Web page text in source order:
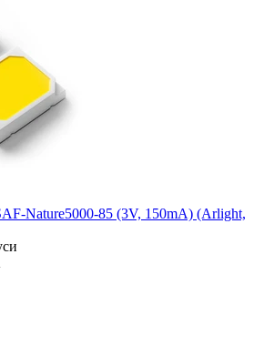
Nature5000-85 (3V, 150mA) (Arlight,